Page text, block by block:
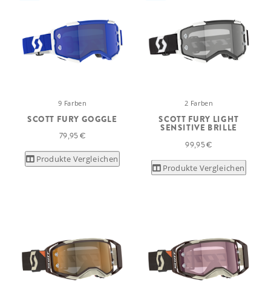
9 Farben
SCOTT FURY GOGGLE
79,95 €
Produkte Vergleichen
2 Farben
SCOTT FURY LIGHT
SENSITIVE BRILLE
99,95 €
Produkte Vergleichen